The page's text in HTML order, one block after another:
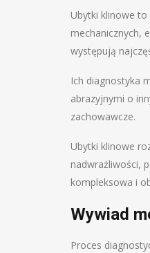
Ubytki klinowe to
mechanicznych,
występują
Ich diagnostyka
abrazyjnymi o
zachowawcze.
Ubytki klinowe
nadwrażliwości,
kompleksowa i
Wywiad
Proces